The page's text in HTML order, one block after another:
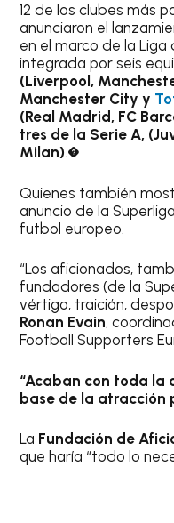
12 de los clubes más
anunciaron el
en el marco de la
integrada por seis
(Liverpool,
Manchester City y
(Real Madrid, FC
tres de la Serie A,
Milan).�
Quienes también
anuncio de la
futbol europeo.
“Los aficionados,
fundadores (de la
vértigo, traición,
Ronan Evain,
Football Supporters
“Acaban con toda
base de la atracción
La Fundación de
que haría “todo lo